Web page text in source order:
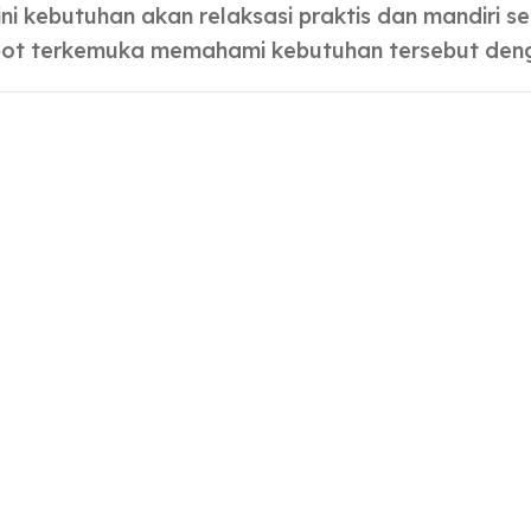
terkemuka memahami kebutuhan tersebut